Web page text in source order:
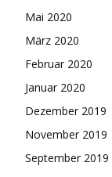
Mai 2020
März 2020
Februar 2020
Januar 2020
Dezember 2019
November 2019
September 2019